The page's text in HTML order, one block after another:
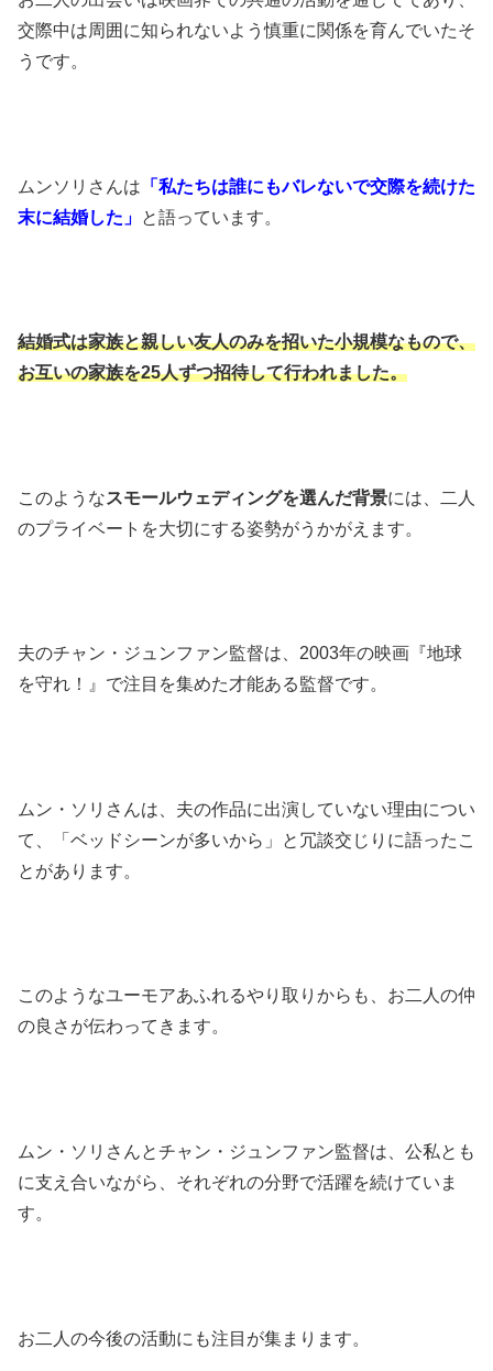
交際中は周囲に知られないよう慎重に関係を育んでいたそ
うです。
​ムンソリさんは 「私たちは誰にもバレないで交際を続けた
末に結婚した」 と語っています。 ​
結婚式は家族と親しい友人のみを招いた小規模なもので、
お互いの家族を25人ずつ招待して行われました。​
このようなスモールウェディングを選んだ背景には、二人
のプライベートを大切にする姿勢がうかがえます。 ​
夫のチャン・ジュンファン監督は、2003年の映画『地球
を守れ！』で注目を集めた才能ある監督です。
​ムン・ソリさんは、夫の作品に出演していない理由につい
て、「ベッドシーンが多いから」と冗談交じりに語ったこ
とがあります。
​このようなユーモアあふれるやり取りからも、お二人の仲
の良さが伝わってきます。 ​
ムン・ソリさんとチャン・ジュンファン監督は、公私とも
に支え合いながら、それぞれの分野で活躍を続けていま
す。
お二人の今後の活動にも注目が集まります。​